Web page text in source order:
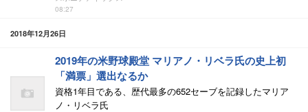
08:27
2018年12月26日
2019年の米野球殿堂 マリアノ・リベラ氏の史上初
「満票」選出なるか
資格1年目である、歴代最多の652セーブを記録したマリア
ノ・リベラ氏